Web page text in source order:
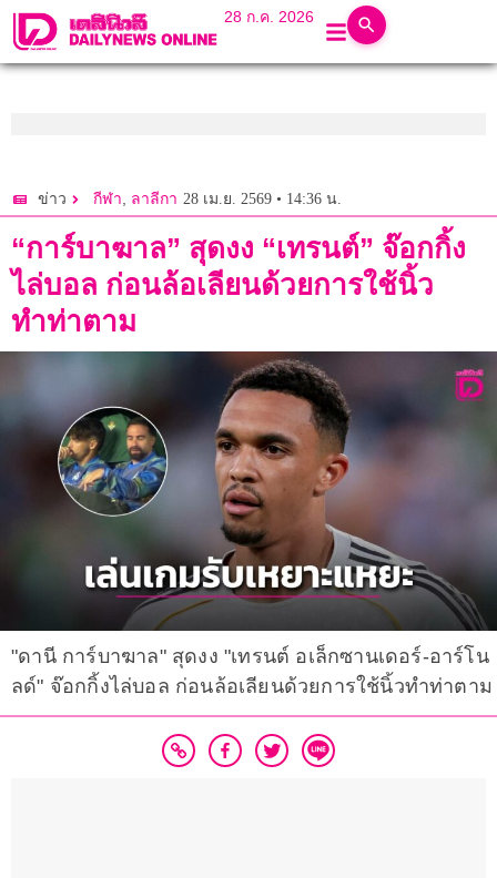
28 ก.ค. 2026
ข่าว กีฬา, ลาลีกา 28 เม.ย. 2569 • 14:36 น.
“การ์บาฆาล” สุดงง “เทรนต์” จ๊อกกิ้ง
ไล่บอล ก่อนล้อเลียนด้วยการใช้นิ้ว
ทำท่าตาม
"ดานี การ์บาฆาล" สุดงง "เทรนต์ อเล็กซานเดอร์-อาร์โน
ลด์" จ๊อกกิ้งไล่บอล ก่อนล้อเลียนด้วยการใช้นิ้วทำท่าตาม